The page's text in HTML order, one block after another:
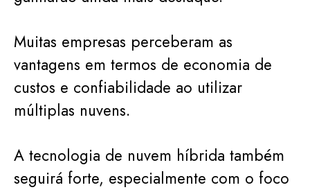
Muitas empresas perceberam as
vantagens em termos de economia de
custos e confiabilidade ao utilizar
múltiplas nuvens.
A tecnologia de nuvem híbrida também
seguirá forte, especialmente com o foco